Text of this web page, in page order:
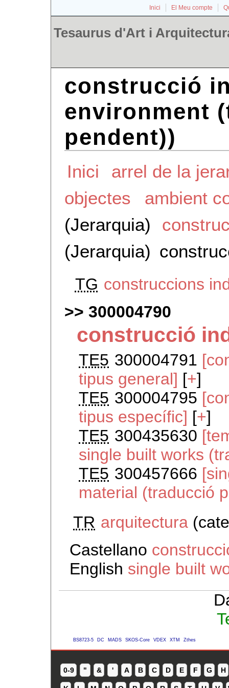
Inici El Meu compte
Tesaurus d'Art i
construcció
environment
pendent))
Inici
arrel de la
objectes
ambient
(Jerarquia)
(Jerarquia)
TG construccions
300004790
construcció
TE5 300004791
tipus general] [+]
TE5 300004795
tipus específic] [+]
TE5 300435630
single built works
TE5 300457666
material (traducció
TR arquitectura
Castellano
English single built
BS8723-5 DC MADS SKOS-Core VDEX XTM Zthes
0-9 " & ' A B C D E F G H